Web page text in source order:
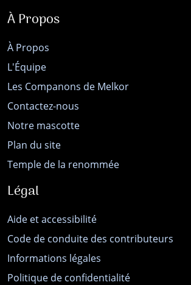
À Propos
À Propos
L'Équipe
Les Companons de Melkor
Contactez-nous
Notre mascotte
Plan du site
Temple de la renommée
Légal
Aide et accessibilité
Code de conduite des contributeurs
Informations légales
Politique de confidentialité